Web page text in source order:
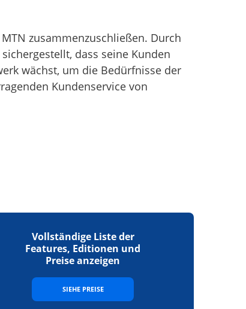
zusammenzuschließen. Durch
dass seine Kunden
wächst, um die Bedürfnisse der
Kundenservice von
Vollständige Liste der
Features, Editionen und
Preise anzeigen
SIEHE PREISE